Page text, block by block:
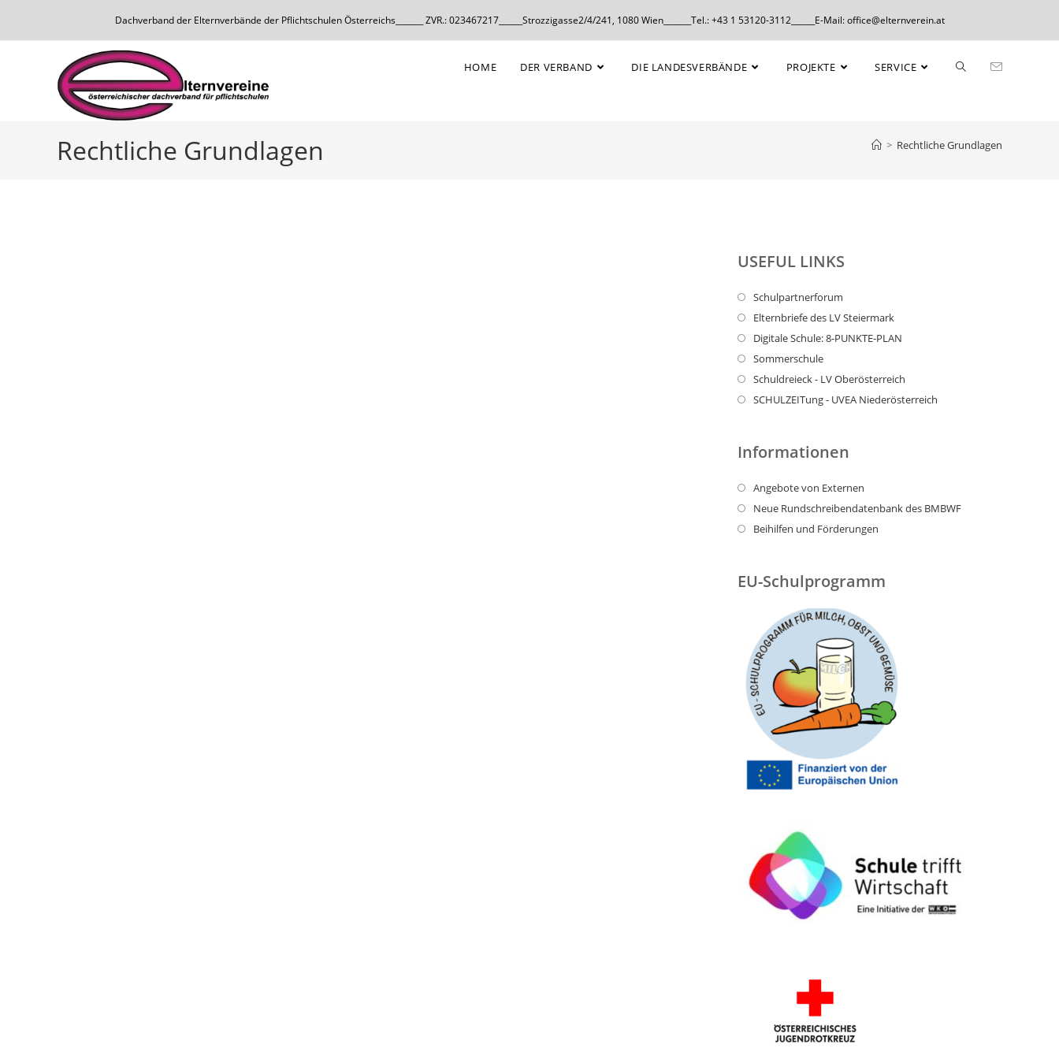
Dachverband der Elternverbände der Pflichtschulen Österreichs_______ ZVR.: 023467217______Strozzigasse2/4/241, 1080 Wien_______Tel.: +43 1 53120-3112______E-Mail: office@elternverein.at
HOME DER VERBAND DIE LANDESVERBÄNDE PROJEKTE SERVICE
Rechtliche Grundlagen > Rechtliche Grundlagen
USEFUL LINKS
Schulpartnerforum
Elternbriefe des LV Steiermark
Digitale Schule: 8-PUNKTE-PLAN
Sommerschule
Schuldreieck - LV Oberösterreich
SCHULZEITung - UVEA Niederösterreich
Informationen
Angebote von Externen
Neue Rundschreibendatenbank des BMBWF
Beihilfen und Förderungen
EU-Schulprogramm